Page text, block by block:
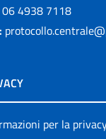
06 4938 7118
per la